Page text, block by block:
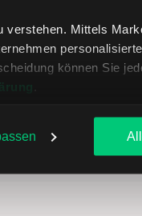
Mittels
können Sie